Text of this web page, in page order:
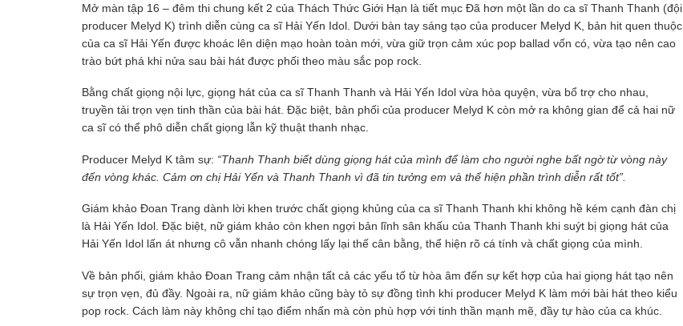
Mở màn tập 16 – đêm thi chung kết 2 của Thách Thức Giới Hạn là tiết mục Đã hơn một lần do ca sĩ Thanh Thanh (đội
producer Melyd K) trình diễn cùng ca sĩ Hải Yến Idol. Dưới bàn tay sáng tạo của producer Melyd K, bản hit quen thuộc
của ca sĩ Hải Yến được khoác lên diện mạo hoàn toàn mới, vừa giữ trọn cảm xúc pop ballad vốn có, vừa tạo nên cao
trào bứt phá khi nửa sau bài hát được phối theo màu sắc pop rock.
Bằng chất giọng nội lực, giọng hát của ca sĩ Thanh Thanh và Hải Yến Idol vừa hòa quyện, vừa bổ trợ cho nhau,
truyền tải trọn vẹn tinh thần của bài hát. Đặc biệt, bản phối của producer Melyd K còn mở ra không gian để cả hai nữ
ca sĩ có thể phô diễn chất giọng lẫn kỹ thuật thanh nhạc.
Producer Melyd K tâm sự: “Thanh Thanh biết dùng giọng hát của mình để làm cho người nghe bất ngờ từ vòng này
đến vòng khác. Cảm ơn chị Hải Yến và Thanh Thanh vì đã tin tưởng em và thể hiện phần trình diễn rất tốt”.
Giám khảo Đoan Trang dành lời khen trước chất giọng khủng của ca sĩ Thanh Thanh khi không hề kém cạnh đàn chị
là Hải Yến Idol. Đặc biệt, nữ giám khảo còn khen ngợi bản lĩnh sân khấu của Thanh Thanh khi suýt bị giọng hát của
Hải Yến Idol lấn át nhưng cô vẫn nhanh chóng lấy lại thế cân bằng, thể hiện rõ cá tính và chất giọng của mình.
Về bản phối, giám khảo Đoan Trang cảm nhận tất cả các yếu tố từ hòa âm đến sự kết hợp của hai giọng hát tạo nên
sự trọn vẹn, đủ đầy. Ngoài ra, nữ giám khảo cũng bày tỏ sự đồng tình khi producer Melyd K làm mới bài hát theo kiểu
pop rock. Cách làm này không chỉ tạo điểm nhấn mà còn phù hợp với tinh thần mạnh mẽ, đầy tự hào của ca khúc.